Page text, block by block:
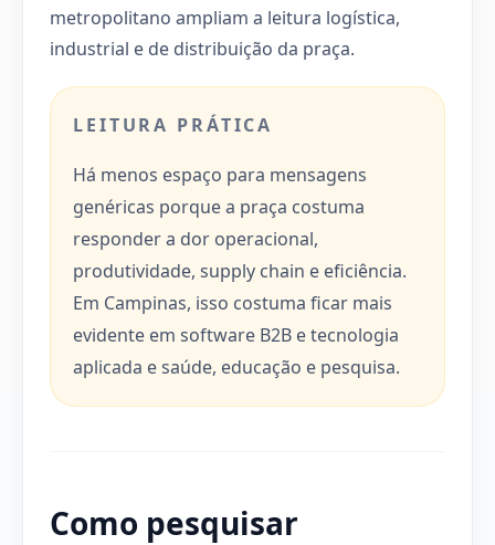
metropolitano ampliam a leitura logística,
industrial e de distribuição da praça.
LEITURA PRÁTICA
Há menos espaço para mensagens
genéricas porque a praça costuma
responder a dor operacional,
produtividade, supply chain e eficiência.
Em Campinas, isso costuma ficar mais
evidente em software B2B e tecnologia
aplicada e saúde, educação e pesquisa.
Como pesquisar